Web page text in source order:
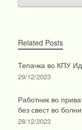
Related Posts
Тепачка во КПУ
29/12/2023
Работник во
без свест во
28/12/2023